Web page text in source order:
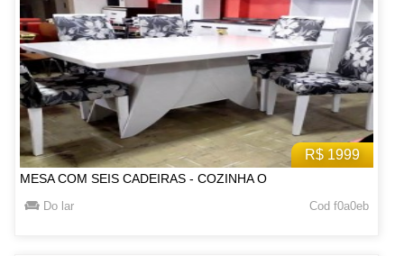
R$ 1999
MESA COM SEIS CADEIRAS - COZINHA O
Do lar Cod f0a0eb